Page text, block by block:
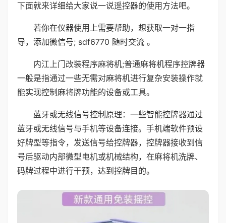
下面就来详细给大家说一说遥控器的使用方法吧。
若你在仪器使用上需要帮助，想获取一对一指
导，添加微信号; sdf6770 随时交流 。
内江上门改装程序麻将机;普通麻将机程序控牌器
一般是指通过一些无需对麻将机进行复杂安装操作就
能实现控制麻将牌功能的设备或工具。
蓝牙或无线信号控制原理：一些智能控牌器通过
蓝牙或无线信号与手机等设备连接。手机端软件预设
好牌型等指令，发送信号给控牌器，控牌器接收到信
号后驱动内部微型电机或机械结构，在麻将机洗牌、
码牌过程中进行干预，达到控牌目的。